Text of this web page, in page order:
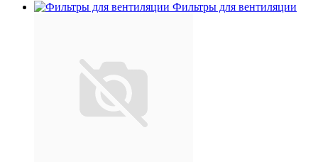
Фильтры для вентиляции